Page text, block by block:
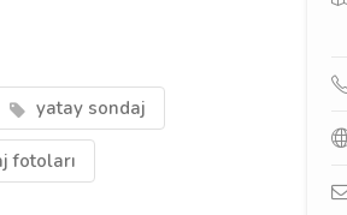
yatay sondaj
fotoları